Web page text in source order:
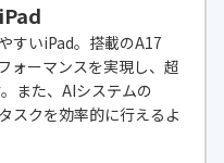
すいiPad。搭載のA17
ォーマンスを実現し、超
また、AIシステムの
クを効率的に行えるよ